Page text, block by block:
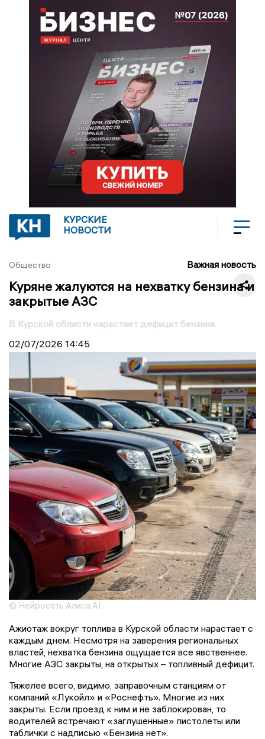
КУРСКИЕ
НОВОСТИ
Общество Важная новость
Куряне жалуются на нехватку бензина и
закрытые АЗС
В Курской области нарастает дефицит бензина
02/07/2026 14:45
© Нейросеть Алиса AI
Ажиотаж вокруг топлива в Курской области нарастает с
каждым днем. Несмотря на заверения региональных
властей, нехватка бензина ощущается все явственнее.
Многие АЗС закрыты, на открытых – топливный дефицит.
Тяжелее всего, видимо, заправочным станциям от
компаний «Лукойл» и «Роснефть». Многие из них
закрыты. Если проезд к ним и не заблокирован, то
водителей встречают «заглушенные» пистолеты или
таблички с надписью «Бензина нет».